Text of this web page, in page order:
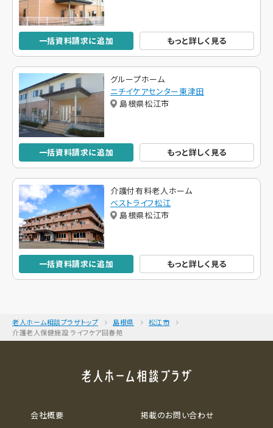
一括資料請求に追加 もっと詳しく見る
グループホーム
ニチイケアセンター東津田
島根県松江市
一括資料請求に追加 もっと詳しく見る
介護付有料老人ホーム
ベストライフ松江
島根県松江市
一括資料請求に追加 もっと詳しく見る
老人ホーム相談プラザトップ 島根県
松江市
介護老人保健施設 ライフケア回春苑
会社概要
掲載のお問い合わせ